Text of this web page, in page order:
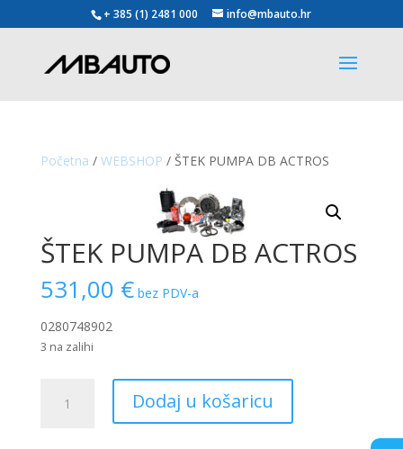
+ 385 (1) 2481 000 info@mbauto.hr
Početna / WEBSHOP / ŠTEK PUMPA DB ACTROS
ŠTEK PUMPA DB ACTROS
531,00 € bez PDV-a
0280748902
3 na zalihi
PUMPA
Dodaj u košaricu